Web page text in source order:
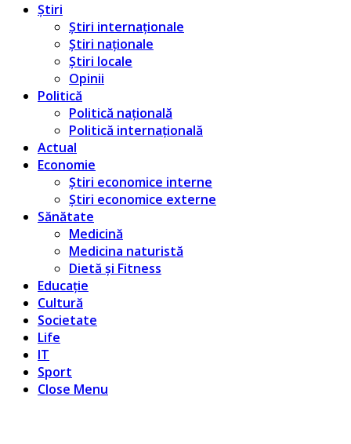
Știri
Știri internaționale
Știri naționale
Știri locale
Opinii
Politică
Politică națională
Politică internațională
Actual
Economie
Știri economice interne
Știri economice externe
Sănătate
Medicină
Medicina naturistă
Dietă și Fitness
Educație
Cultură
Societate
Life
IT
Sport
Close Menu